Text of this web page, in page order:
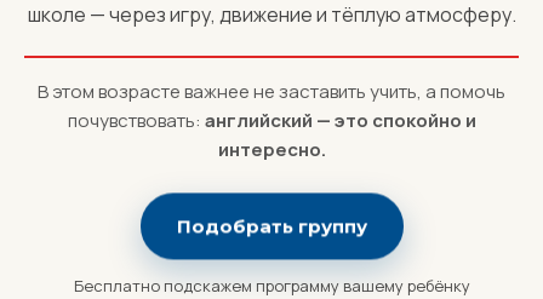
школе — через игру, движение и тёплую атмосферу.
В этом возрасте важнее не заставить учить, а помочь
почувствовать: английский — это спокойно и
интересно.
Подобрать группу
Бесплатно подскажем программу вашему ребёнку